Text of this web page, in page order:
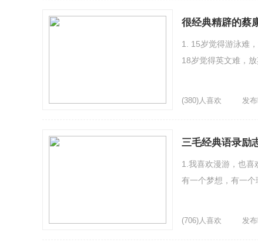
很经典精辟的蔡
1. 15岁觉得游泳难
18岁觉得英文难，
(380)人喜欢 发
三毛经典语录励
1.我喜欢漫游，也
有一个梦想，有一
(706)人喜欢 发